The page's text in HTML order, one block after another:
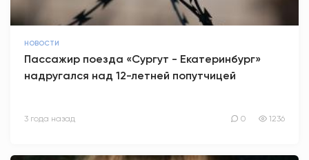
НОВОСТИ
Пассажир поезда «Сургут - Екатеринбург»
надругался над 12-летней попутчицей
3 года назад 0 1236